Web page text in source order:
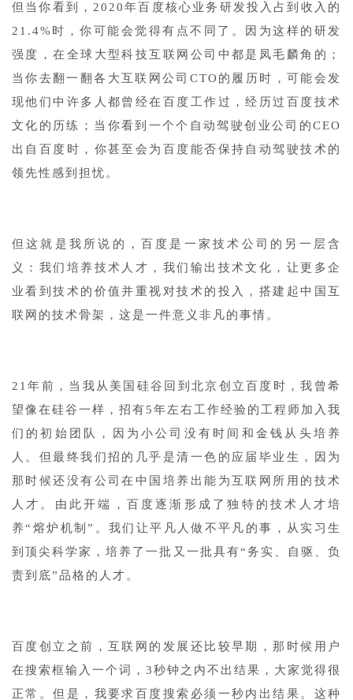
但当你看到，2020年百度核心业务研发投入占到收入的
21.4%时，你可能会觉得有点不同了。因为这样的研发
强度，在全球大型科技互联网公司中都是凤毛麟角的；
当你去翻一翻各大互联网公司CTO的履历时，可能会发
现他们中许多人都曾经在百度工作过，经历过百度技术
文化的历练；当你看到一个个自动驾驶创业公司的CEO
出自百度时，你甚至会为百度能否保持自动驾驶技术的
领先性感到担忧。
但这就是我所说的，百度是一家技术公司的另一层含
义：我们培养技术人才，我们输出技术文化，让更多企
业看到技术的价值并重视对技术的投入，搭建起中国互
联网的技术骨架，这是一件意义非凡的事情。
21年前，当我从美国硅谷回到北京创立百度时，我曾希
望像在硅谷一样，招有5年左右工作经验的工程师加入我
们的初始团队，因为小公司没有时间和金钱从头培养
人。但最终我们招的几乎是清一色的应届毕业生，因为
那时候还没有公司在中国培养出能为互联网所用的技术
人才。由此开端，百度逐渐形成了独特的技术人才培
养“熔炉机制”。我们让平凡人做不平凡的事，从实习生
到顶尖科学家，培养了一批又一批具有“务实、自驱、负
责到底”品格的人才。
百度创立之前，互联网的发展还比较早期，那时候用户
在搜索框输入一个词，3秒钟之内不出结果，大家觉得很
正常。但是，我要求百度搜索必须一秒内出结果。这种